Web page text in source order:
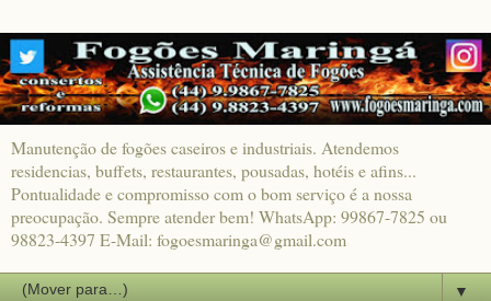
Manutenção de fogões caseiros e industriais. Atendemos
residencias, buffets, restaurantes, pousadas, hotéis e afins...
Pontualidade e compromisso com o bom serviço é a nossa
preocupação. Sempre atender bem! WhatsApp: 99867-7825 ou
98823-4397 E-Mail: fogoesmaringa@gmail.com
▼